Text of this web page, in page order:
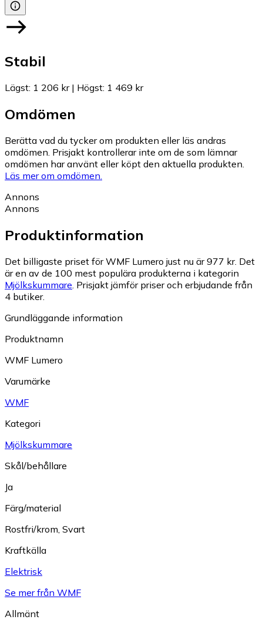
Stabil
Lägst: 1 206 kr| Högst: 1 469 kr
Omdömen
Berätta vad du tycker om produkten eller läs andras
omdömen. Prisjakt kontrollerar inte om de som lämnar
omdömen har använt eller köpt den aktuella produkten.
Läs mer om omdömen.
Annons
Annons
Produktinformation
Det billigaste priset för WMF Lumero just nu är 977 kr. Det
är en av de 100 mest populära produkterna i kategorin
Mjölkskummare. Prisjakt jämför priser och erbjudande från
4 butiker.
Grundläggande information
Produktnamn
WMF Lumero
Varumärke
WMF
Kategori
Mjölkskummare
Skål/behållare
Ja
Färg/material
Rostfri/krom, Svart
Kraftkälla
Elektrisk
Se mer från WMF
Allmänt